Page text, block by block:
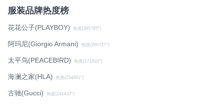
服装品牌热度榜
花花公子(PLAYBOY) 热度(385785°)
阿玛尼(Giorgio Armani) 热度(260717°)
太平鸟(PEACEBIRD) 热度(171810°)
海澜之家(HLA) 热度(154881°)
古驰(Gucci) 热度(141437°)